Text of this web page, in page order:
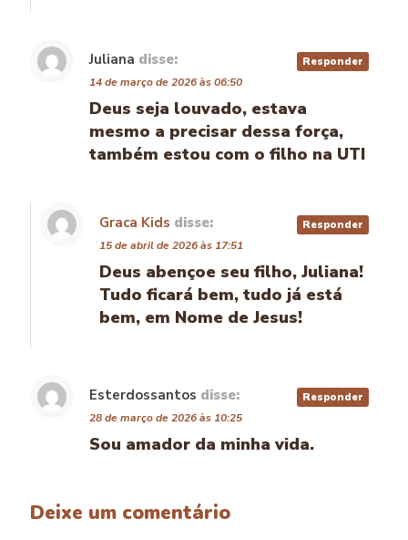
Juliana disse:
14 de março de 2026 às 06:50
Deus seja louvado, estava
mesmo a precisar dessa força,
também estou com o filho na UTI
Responder
Graca Kids disse:
15 de abril de 2026 às 17:51
Deus abençoe seu filho, Juliana!
Tudo ficará bem, tudo já está
bem, em Nome de Jesus!
Responder
Esterdossantos disse:
28 de março de 2026 às 10:25
Sou amador da minha vida.
Responder
Deixe um comentário